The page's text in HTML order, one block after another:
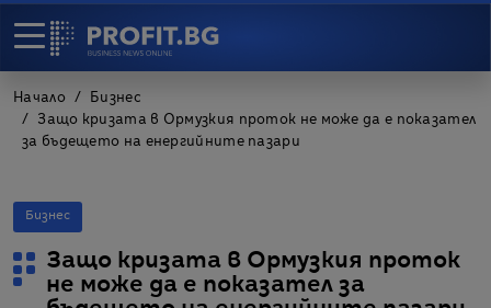
Начало
Бизнес
Защо кризата в Ормузкия проток не може да е показател
за бъдещето на енергийните пазари
Бизнес
Защо кризата в Ормузкия проток
не може да е показател за